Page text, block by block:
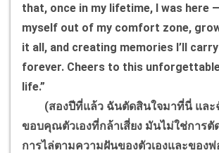
that, once in my lifetime, I was here
myself out of my comfort zone,
it all, and creating memories I’ll
forever. Cheers to this
life.”
(สองปีที่แล้ว ฉันตัดสินใจมาที่นี่ และ
ขอบคุณตัวเองที่กล้าเสี่ยง มันไม่ใช่การตั
การไล่ตามความฝันของตัวเองและของ